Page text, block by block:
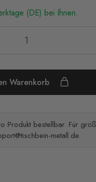
(DE) bei Ihnen.
Warenkorb
Produkt bestellbar. Für
metall.de.